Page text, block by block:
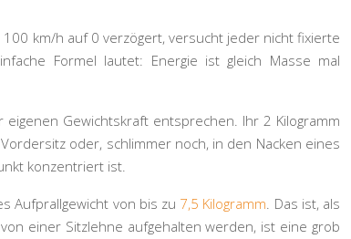
100 km/h auf 0 verzögert, versucht jeder nicht fixierte
Formel lautet: Energie ist gleich Masse mal
Gewichtskraft entsprechen. Ihr 2 Kilogramm
oder, schlimmer noch, in den Nacken eines
konzentriert ist.
Aufprallgewicht von bis zu 7,5 Kilogramm. Das ist, als
einer Sitzlehne aufgehalten werden, ist eine grob